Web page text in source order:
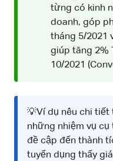
từng có kinh
doanh, góp
tháng 5/2021
giúp tăng 2%
10/2021
💡Ví dụ nêu chi tiết
những nhiệm vụ cụ
đề cập đến thành
tuyển dụng thấy